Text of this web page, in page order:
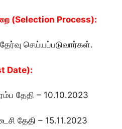
(Selection Process):
செய்யப்படுவார்கள்.
Date):
தேதி – 10.10.2023
தேதி – 15.11.2023